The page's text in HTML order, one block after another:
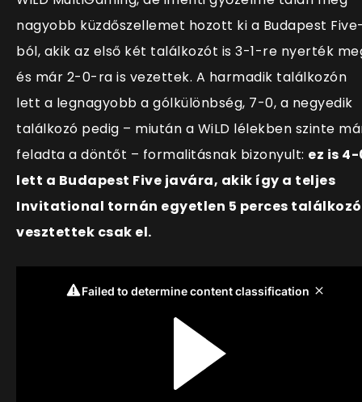
nagyobb küzdőszellemet hozott ki a Budapest
ból, akik az első két találkozót is 3-1-re nyerték
és már 2-0-ra is vezettek. A harmadik találkozón
lett a legnagyobb a gólkülönbség, 7-0, a negyedik
találkozó pedig – miután a WiLD lélekben szinte
feladta a döntőt – formalitásnak bizonyult: ez is
lett a Budapest Five javára, akik így a teljes
Invitational tornán egyetlen 5 perces
vesztettek csak el.